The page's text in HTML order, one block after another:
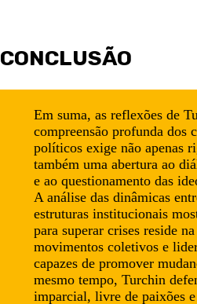
CONCLUSÃO
Em suma, as reflexões de
compreensão profunda dos
políticos exige não apenas
também uma abertura ao
e ao questionamento das
A análise das dinâmicas
estruturas institucionais
para superar crises reside
movimentos coletivos e
capazes de promover
mesmo tempo, Turchin
imparcial, livre de paixões